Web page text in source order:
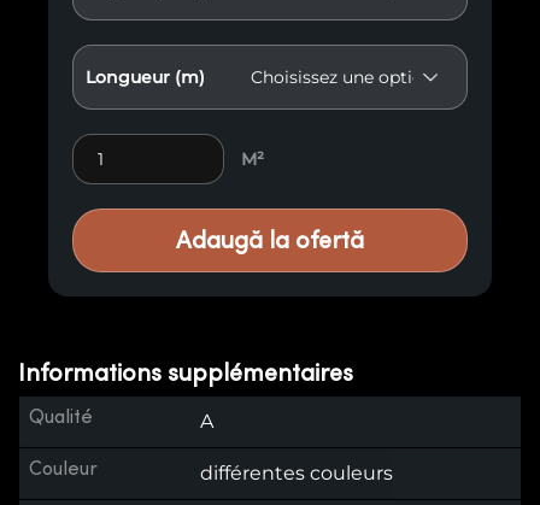
Longueur (m)
Lambris vieilli E10 quantity
M²
Adaugă la ofertă
Informations supplémentaires
Qualité A
Couleur différentes couleurs